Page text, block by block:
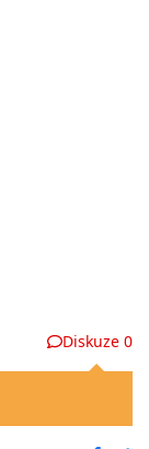
Diskuze 0